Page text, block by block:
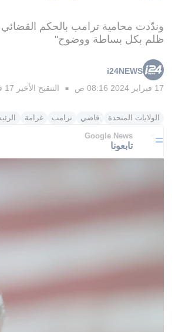
وندّدت محامية ترامب بالحكم
ظلم بكل بساطة ووضوح"
i24NEWS
17 فبراير 2024 08:16 ص
■ التنقيح الأخير 17 فبراير 2024 08:17 ص
الولايات المتحدة قاضي ترامب غرامة
Google News
تابعونا